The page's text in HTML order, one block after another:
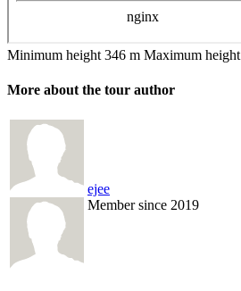
Minimum height 346 m Maximum height
More about the tour author
ejee
Member since 2019